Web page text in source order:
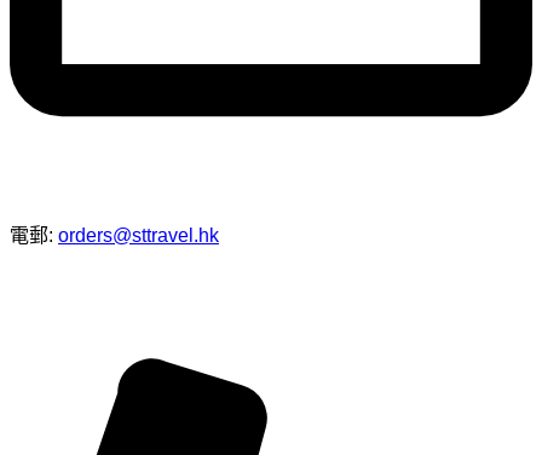
電郵: orders@sttravel.hk